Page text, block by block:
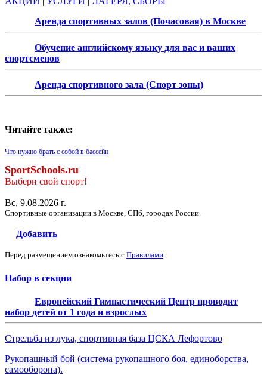
Аренда спортивных залов (Почасовая) в Москве
Обучение английскому языку для вас и ваших
спортсменов
Аренда спортивного зала (Спорт зоны)
Читайте также:
Что нужно брать с собой в бассейн
SportSchools.ru
Выбери свой спорт!
Вс, 9.08.2026 г.
Спортивные организации в Москве, СПб, городах России.
Добавить
Перед размещением ознакомьтесь с Правилами
Набор в секции
Европейский Гимнастический Центр проводит
набор детей от 1 года и взрослых
Стрельба из лука, спортивная база ЦСКА Лефортово
Рукопашный бой (система рукопашного боя, единоборства,
самооборона).